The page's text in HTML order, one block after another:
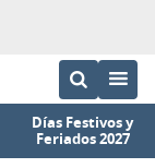
Días Festivos y
Feriados 2027